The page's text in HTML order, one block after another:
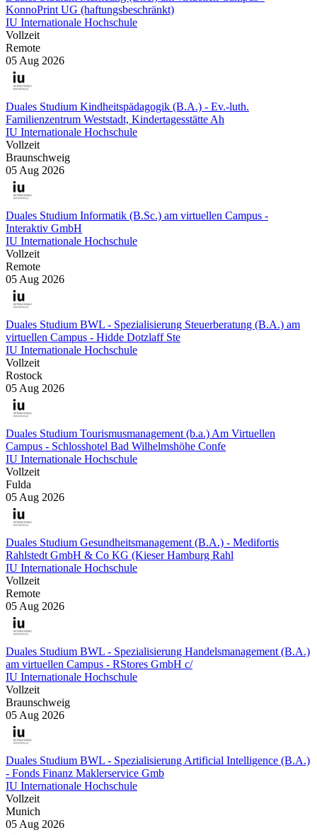
KonnoPrint UG (haftungsbeschränkt)
IU Internationale Hochschule
Vollzeit
Remote
05 Aug 2026
Duales Studium Kindheitspädagogik (B.A.) - Ev.-luth.
Familienzentrum Weststadt, Kindertagesstätte Ah
IU Internationale Hochschule
Vollzeit
Braunschweig
05 Aug 2026
Duales Studium Informatik (B.Sc.) am virtuellen Campus -
Interaktiv GmbH
IU Internationale Hochschule
Vollzeit
Remote
05 Aug 2026
Duales Studium BWL - Spezialisierung Steuerberatung (B.A.) am
virtuellen Campus - Hidde Dotzlaff Ste
IU Internationale Hochschule
Vollzeit
Rostock
05 Aug 2026
Duales Studium Tourismusmanagement (b.a.) Am Virtuellen
Campus - Schlosshotel Bad Wilhelmshöhe Confe
IU Internationale Hochschule
Vollzeit
Fulda
05 Aug 2026
Duales Studium Gesundheitsmanagement (B.A.) - Medifortis
Rahlstedt GmbH & Co KG (Kieser Hamburg Rahl
IU Internationale Hochschule
Vollzeit
Remote
05 Aug 2026
Duales Studium BWL - Spezialisierung Handelsmanagement (B.A.)
am virtuellen Campus - RStores GmbH c/
IU Internationale Hochschule
Vollzeit
Braunschweig
05 Aug 2026
Duales Studium BWL - Spezialisierung Artificial Intelligence (B.A.)
- Fonds Finanz Maklerservice Gmb
IU Internationale Hochschule
Vollzeit
Munich
05 Aug 2026